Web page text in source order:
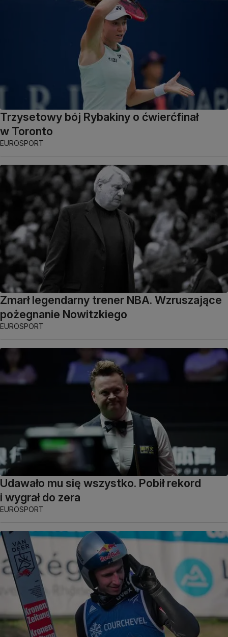
Trzysetowy bój Rybakiny o ćwierćfinał
w Toronto
EUROSPORT
Zmarł legendarny trener NBA. Wzruszające
pożegnanie Nowitzkiego
EUROSPORT
Udawało mu się wszystko. Pobił rekord
i wygrał do zera
EUROSPORT